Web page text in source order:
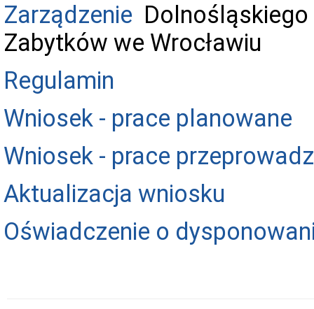
Zarządzenie
Zabytków we Wrocławiu
Regulamin
Wniosek - prace planowane
Wniosek - prace
Aktualizacja wniosku
Oświadczenie o